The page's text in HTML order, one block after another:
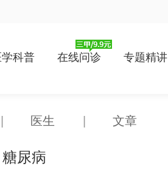
学科普 在线问诊 专题精讲
医生 文章
糖尿病